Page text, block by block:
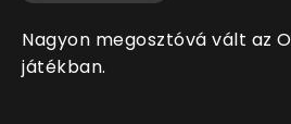
Nagyon megosztóvá vált az
játékban.